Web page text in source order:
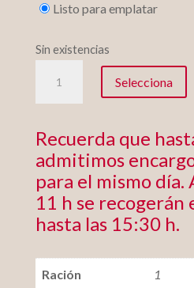
Listo para emplatar
Sin existencias
Selecciona
Recuerda que
admitimos
para el mismo
11 h se recogerán
hasta las 15:30 h.
Ración 1